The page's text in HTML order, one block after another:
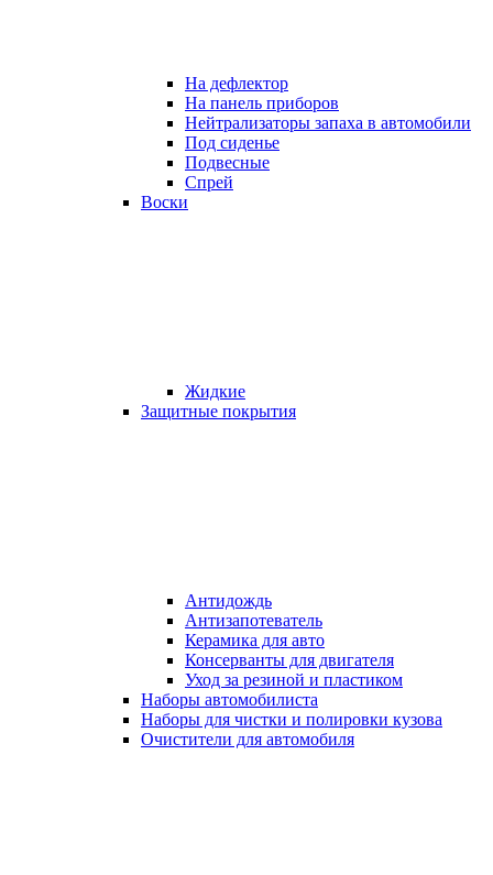
На дефлектор
На панель приборов
Нейтрализаторы запаха в автомобили
Под сиденье
Подвесные
Спрей
Воски
Жидкие
Защитные покрытия
Антидождь
Антизапотеватель
Керамика для авто
Консерванты для двигателя
Уход за резиной и пластиком
Наборы автомобилиста
Наборы для чистки и полировки кузова
Очистители для автомобиля